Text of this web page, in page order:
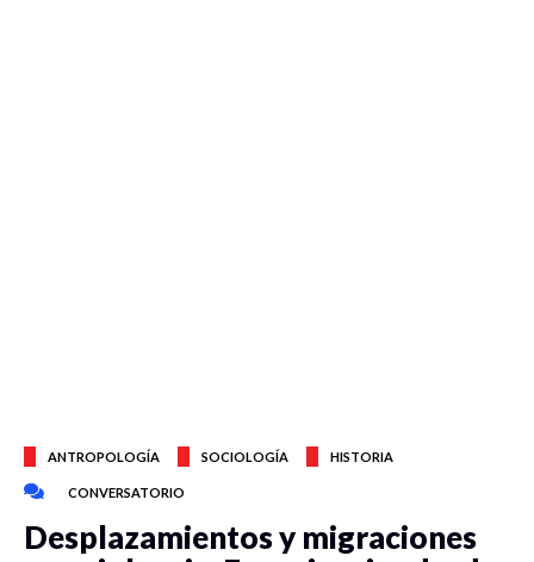
ANTROPOLOGÍA SOCIOLOGÍA HISTORIA
CONVERSATORIO
Desplazamientos y migraciones